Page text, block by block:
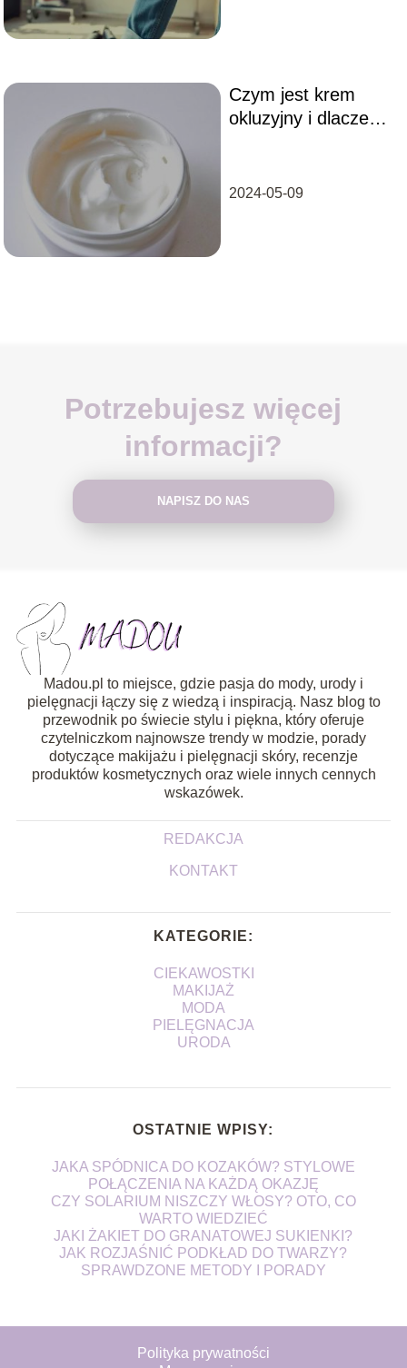
Czym jest krem
okluzyjny i dlaczego
2024-05-09
Potrzebujesz więcej
informacji?
NAPISZ DO NAS
Madou.pl to miejsce, gdzie pasja do mody, urody i
pielęgnacji łączy się z wiedzą i inspiracją. Nasz blog to
przewodnik po świecie stylu i piękna, który oferuje
czytelniczkom najnowsze trendy w modzie, porady
dotyczące makijażu i pielęgnacji skóry, recenzje
produktów kosmetycznych oraz wiele innych cennych
wskazówek.
REDAKCJA
KONTAKT
KATEGORIE:
CIEKAWOSTKI
MAKIJAŻ
MODA
PIELĘGNACJA
URODA
OSTATNIE WPISY:
JAKA SPÓDNICA DO KOZAKÓW? STYLOWE
POŁĄCZENIA NA KAŻDĄ OKAZJĘ
CZY SOLARIUM NISZCZY WŁOSY? OTO, CO
WARTO WIEDZIEĆ
JAKI ŻAKIET DO GRANATOWEJ SUKIENKI?
JAK ROZJAŚNIĆ PODKŁAD DO TWARZY?
SPRAWDZONE METODY I PORADY
Polityka prywatności